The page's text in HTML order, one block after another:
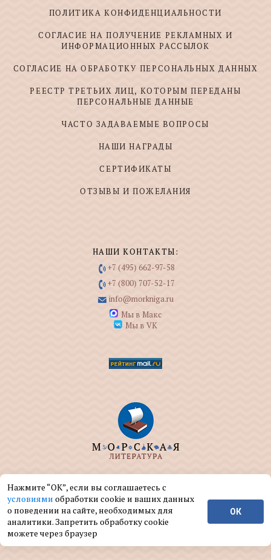
ПОЛИТИКА КОНФИДЕНЦИАЛЬНОСТИ
СОГЛАСИЕ НА ПОЛУЧЕНИЕ РЕКЛАМНЫХ И
ИНФОРМАЦИОННЫХ РАССЫЛОК
СОГЛАСИЕ НА ОБРАБОТКУ ПЕРСОНАЛЬНЫХ ДАННЫХ
РЕЕСТР ТРЕТЬИХ ЛИЦ, КОТОРЫМ ПЕРЕДАНЫ
ПЕРСОНАЛЬНЫЕ ДАННЫЕ
ЧАСТО ЗАДАВАЕМЫЕ ВОПРОСЫ
НАШИ НАГРАДЫ
СЕРТИФИКАТЫ
ОТЗЫВЫ И ПОЖЕЛАНИЯ
НАШИ КОНТАКТЫ:
+7 (495) 662-97-58
+7 (800) 707-52-17
info@morkniga.ru
Мы в Макс
Мы в VK
ООО "МОРКНИГА" занимается изданием и
реализацией книг на морскую тематику.
© ООО "МОРКНИГА", 2004 — 2026 г.
Нажмите “ОК”, если вы соглашаетесь с
условиями обработки cookie и ваших данных
о поведении на сайте, необходимых для
аналитики. Запретить обработку cookie
можете через браузер
ОК